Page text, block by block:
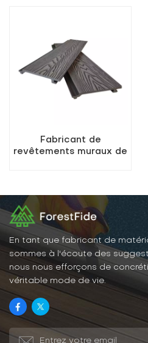
Fabricant de
revêtements muraux de
En tant que fabricant de
sommes à l'écoute des
nous nous efforçons de
véritable mode de vie.